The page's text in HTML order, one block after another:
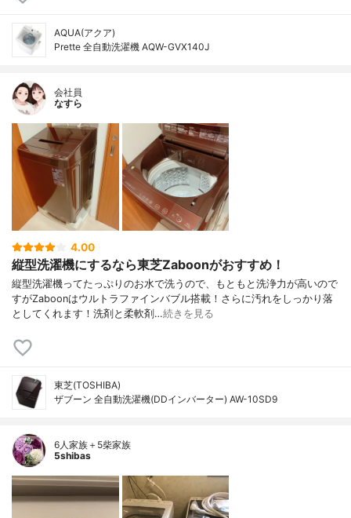
AQUA(アクア)
Prette 全自動洗濯機 AQW-GVX140J
会社員
なすら
4.00
縦型洗濯機にするなら東芝Zaboonがおすすめ！
縦型洗濯機ってたっぷりのお水で洗うので、もともと洗浄力が高いので
すがZaboonはウルトラファインバブル搭載！さらに汚れをしっかり落
としてくれます！洗剤と柔軟剤…続きを見る
東芝(TOSHIBA)
ザブーン 全自動洗濯機(DDインバーター) AW-10SD9
6人家族＋5柴家族
5shibas